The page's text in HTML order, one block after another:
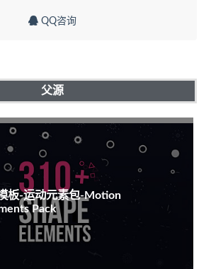
QQ咨询
父源
板-运动元素包-Motion
Pack